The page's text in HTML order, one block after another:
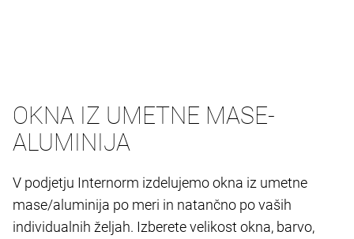
OKNA IZ UMETNE MASE-
ALUMINIJA
V podjetju Internorm izdelujemo okna iz umetne
mase/aluminija po meri in natančno po vaših
individualnih željah. Izberete velikost okna, barvo,